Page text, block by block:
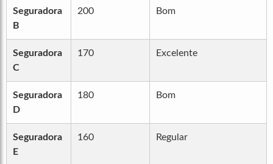
Seguradora
B
200 Bom
Seguradora
C
170 Excelente
Seguradora
D
180 Bom
Seguradora
E
160 Regular